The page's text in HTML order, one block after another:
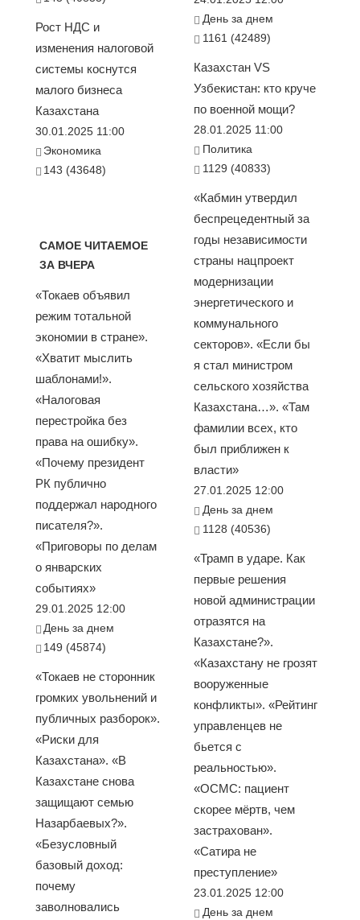
Рост НДС и
изменения налоговой
системы коснутся
малого бизнеса
Казахстана
30.01.2025 11:00
Экономика
143 (43648)
САМОЕ ЧИТАЕМОЕ
ЗА ВЧЕРА
«Токаев объявил
режим тотальной
экономии в стране».
«Хватит мыслить
шаблонами!».
«Налоговая
перестройка без
права на ошибку».
«Почему президент
РК публично
поддержал народного
писателя?».
«Приговоры по делам
о январских
событиях»
29.01.2025 12:00
День за днем
149 (45874)
«Токаев не сторонник
громких увольнений и
публичных разборок».
«Риски для
Казахстана». «В
Казахстане снова
защищают семью
Назарбаевых?».
«Безусловный
базовый доход:
почему
заволновались
День за днем
1161 (42489)
Казахстан VS
Узбекистан: кто круче
по военной мощи?
28.01.2025 11:00
Политика
1129 (40833)
«Кабмин утвердил
беспрецедентный за
годы независимости
страны нацпроект
модернизации
энергетического и
коммунального
секторов». «Если бы
я стал министром
сельского хозяйства
Казахстана…». «Там
фамилии всех, кто
был приближен к
власти»
27.01.2025 12:00
День за днем
1128 (40536)
«Трамп в ударе. Как
первые решения
новой администрации
отразятся на
Казахстане?».
«Казахстану не грозят
вооруженные
конфликты». «Рейтинг
управленцев не
бьется с
реальностью».
«ОСМС: пациент
скорее мёртв, чем
застрахован».
«Сатира не
преступление»
23.01.2025 12:00
День за днем